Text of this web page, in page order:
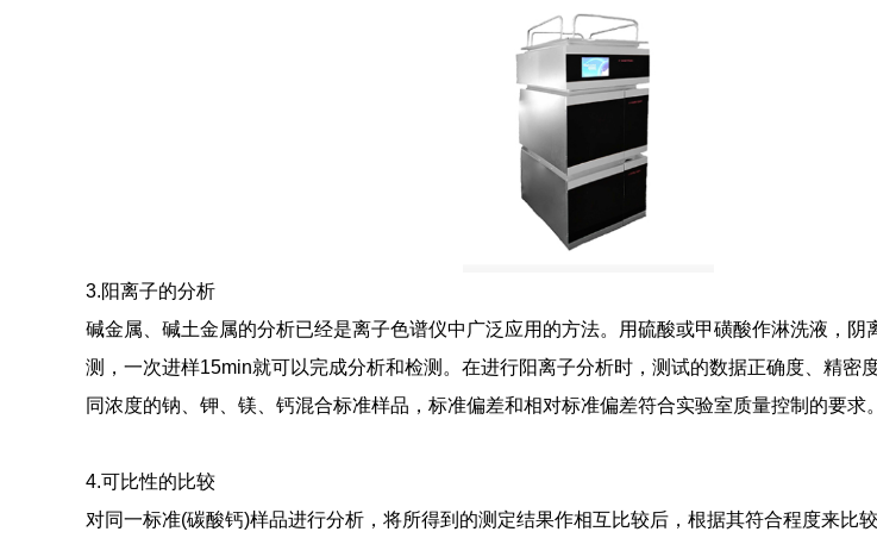
3.阳离子的分析
碱金属、碱土金属的分析已经是离子色谱仪中广泛应用的方法。用硫酸或甲磺酸作淋洗液，阴
测，一次进样15min就可以完成分析和检测。在进行阳离子分析时，测试的数据正确度、精密
同浓度的钠、钾、镁、钙混合标准样品，标准偏差和相对标准偏差符合实验室质量控制的要求。
4.可比性的比较
对同一标准(碳酸钙)样品进行分析，将所得到的测定结果作相互比较后，根据其符合程度来比